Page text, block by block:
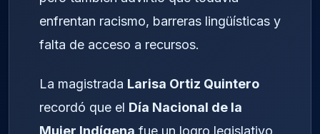
enfrentan racismo, barreras lingüísticas y
falta de acceso a recursos.
La magistrada Larisa Ortiz Quintero
recordó que el Día Nacional de la
Mujer Indígena fue un logro legislativo